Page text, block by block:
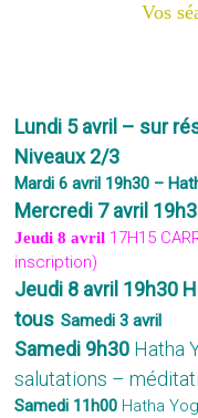
Vos
Lundi 5 avril – sur
Niveaux 2/3
Mardi 6 avril 19h30 –
Mercredi 7 avril
Jeudi 8 avril 17H15
inscription)
Jeudi 8 avril 19h30
tous Samedi 3 avril
Samedi 9h30 Hatha
salutations –
Samedi 11h00 Hatha